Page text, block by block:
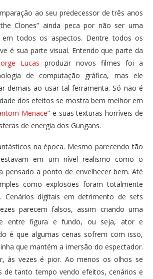
ao seu predecessor de três anos
Clones” ainda peca por não ser uma
em todos os aspectos. Dentre todos os
é sua parte visual. Entendo que parte da
Lucas produzir novos filmes foi a
de computação gráfica, mas ele
demais ao usar tal ferramenta. Só não é
dos efeitos se mostra bem melhor em
Menace” e suas texturas horríveis de
de energia dos Gungans.
na época. Mesmo parecendo tão
em um nível realismo como o
pensado a ponto de envelhecer bem. Até
como explosões foram totalmente
Cenários digitais em detrimento de sets
parecem falsos, assim criando uma
entre figura e fundo, ou seja, ator e
é que algumas cenas sofrem com isso,
que mantém a imersão do espectador.
às vezes é pior. Ao menos os olhos se
de tanto tempo vendo efeitos, cenários e